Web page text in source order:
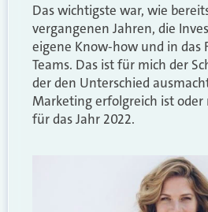
Das wichtigste war, wie
vergangenen Jahren, die
eigene Know-how und in das
Teams. Das ist für mich der
der den Unterschied
Marketing erfolgreich ist oder
für das Jahr 2022.